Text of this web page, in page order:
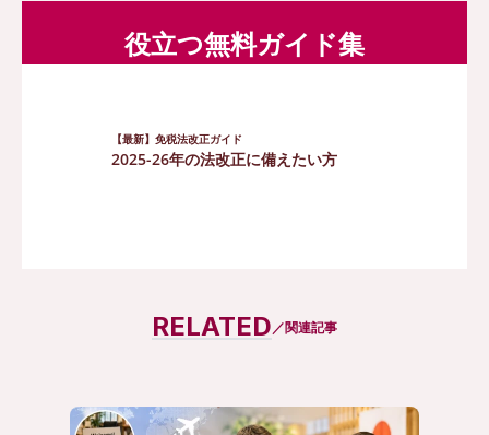
役立つ無料ガイド集
【最新】免税法改正ガイド
2025-26年の法改正に備えたい方
RELATED ／関連記事